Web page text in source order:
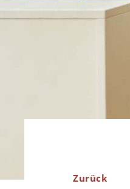
Zurück